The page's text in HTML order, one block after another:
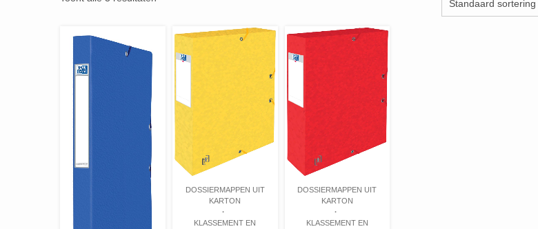
DOSSIERMAPPEN UIT
KARTON
KLASSEMENT EN
DOSSIERMAPPEN UIT
KARTON
KLASSEMENT EN